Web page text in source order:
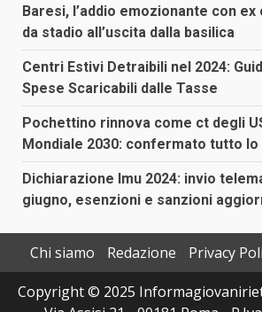
Baresi, l’addio emozionante con
da stadio all’uscita dalla basilica
Centri Estivi Detraibili nel 2024:
Spese Scaricabili dalle Tasse
Pochettino rinnova come ct degli
Mondiale 2030: confermato tutto
Dichiarazione Imu 2024: invio
giugno, esenzioni e sanzioni
Chi siamo Redazione Privacy
Copyright © 2025